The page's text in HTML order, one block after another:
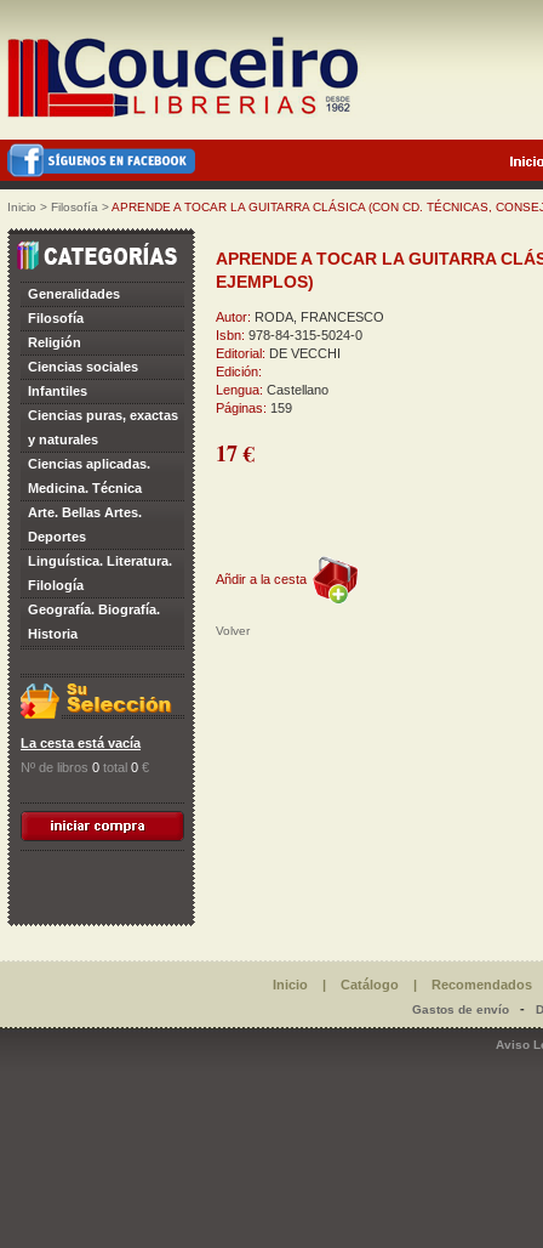
Inicio > Filosofía >APRENDE A TOCAR LA GUITARRA CLÁSICA (CON CD. TÉCNICAS,
Generalidades
Filosofía
Religión
Ciencias sociales
Infantiles
Ciencias puras, exactas
y naturales
Ciencias aplicadas.
Medicina. Técnica
Arte. Bellas Artes.
Deportes
Linguística. Literatura.
Filología
Geografía. Biografía.
Historia
La cesta está vacía
Nº de libros 0 total 0 €
APRENDE A TOCAR LA GUITARRA
EJEMPLOS)
Autor: RODA, FRANCESCO
Isbn: 978-84-315-5024-0
Editorial: DE VECCHI
Edición:
Lengua: Castellano
Páginas: 159
17 €
Añdir a la cesta
Volver
Inicio | Catálogo | Recomendados
Gastos de envío-
Aviso